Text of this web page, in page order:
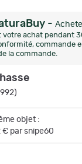
-
votre achat pendant
commande
la commande.
)
objet :
€ par snipe60